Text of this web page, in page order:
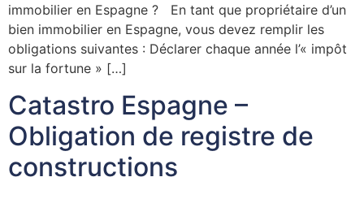
immobilier en Espagne ? En tant que propriétaire d’un
bien immobilier en Espagne, vous devez remplir les
obligations suivantes : Déclarer chaque année l’« impôt
sur la fortune » […]
Catastro Espagne –
Obligation de registre de
constructions